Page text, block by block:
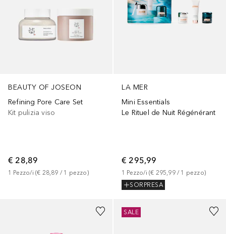
BEAUTY OF JOSEON
Refining Pore Care Set
Kit pulizia viso
€ 28,89
1 Pezzo/i (€ 28,89 / 1 pezzo)
LA MER
Mini Essentials
Le Rituel de Nuit Régénérant
€ 295,99
1 Pezzo/i (€ 295,99 / 1 pezzo)
SORPRESA
SALE